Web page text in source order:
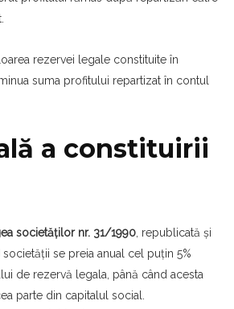
rezervei legale constituite în
suma profitului repartizat în contul
a constituirii
societăților nr. 31/1990, republicată și
se preia anual cel puțin 5%
de rezervă legala, până când acesta
parte din capitalul social.